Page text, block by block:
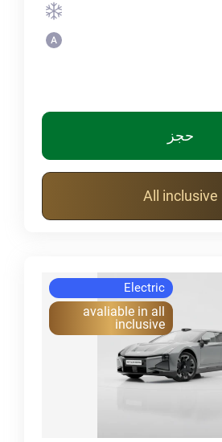
حجز
All inclusive
Electric
avaliable in all
inclusive